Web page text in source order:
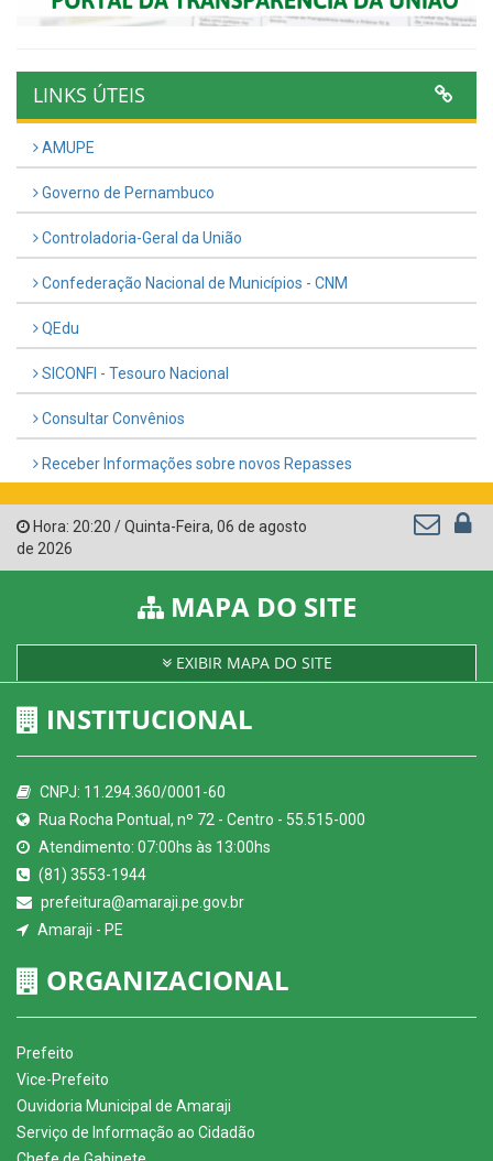
LINKS ÚTEIS
AMUPE
Governo de Pernambuco
Controladoria-Geral da União
Confederação Nacional de Municípios - CNM
QEdu
SICONFI - Tesouro Nacional
Consultar Convênios
Receber Informações sobre novos Repasses
Hora: 20:20 /Quinta-Feira, 06 de agosto
de 2026
MAPA DO SITE
EXIBIR MAPA DO SITE
INSTITUCIONAL
CNPJ: 11.294.360/0001-60
Rua Rocha Pontual, nº 72 - Centro - 55.515-000
Atendimento: 07:00hs às 13:00hs
(81) 3553-1944
prefeitura@amaraji.pe.gov.br
Amaraji - PE
ORGANIZACIONAL
Prefeito
Vice-Prefeito
Ouvidoria Municipal de Amaraji
Serviço de Informação ao Cidadão